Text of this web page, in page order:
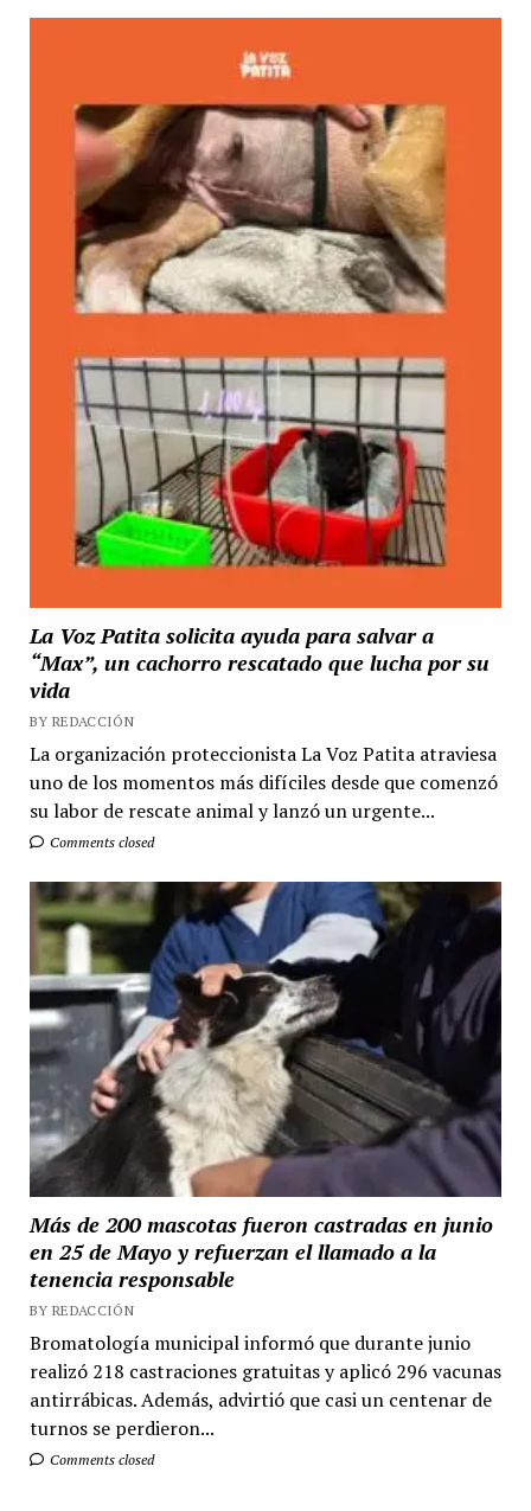
La Voz Patita solicita ayuda para salvar a
“Max”, un cachorro rescatado que lucha por su
vida
BY REDACCIÓN
La organización proteccionista La Voz Patita atraviesa
uno de los momentos más difíciles desde que comenzó
su labor de rescate animal y lanzó un urgente...
Comments closed
Más de 200 mascotas fueron castradas en junio
en 25 de Mayo y refuerzan el llamado a la
tenencia responsable
BY REDACCIÓN
Bromatología municipal informó que durante junio
realizó 218 castraciones gratuitas y aplicó 296 vacunas
antirrábicas. Además, advirtió que casi un centenar de
turnos se perdieron...
Comments closed